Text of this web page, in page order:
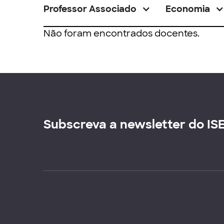
Professor Associado Economia
Não foram encontrados docentes.
Subscreva a newsletter do